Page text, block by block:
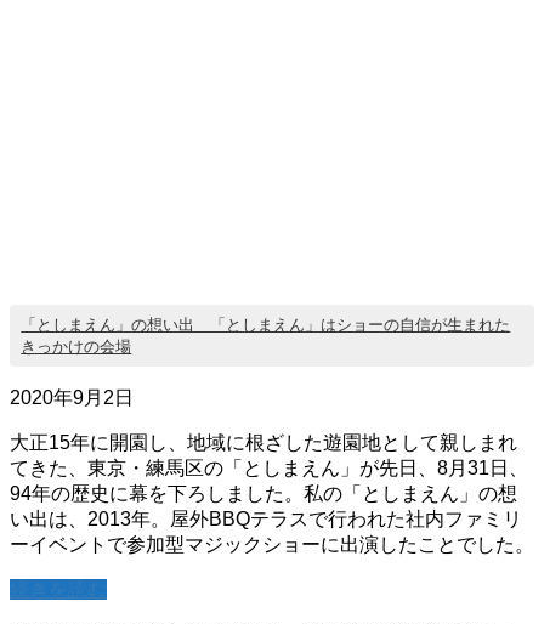
「としまえん」の想い出 「としまえん」はショーの自信が生まれた
きっかけの会場
2020年9月2日
大正15年に開園し、地域に根ざした遊園地として親しまれ
てきた、東京・練馬区の「としまえん」が先日、8月31日、
94年の歴史に幕を下ろしました。私の「としまえん」の想
い出は、2013年。屋外BBQテラスで行われた社内ファミリ
ーイベントで参加型マジックショーに出演したことでした。